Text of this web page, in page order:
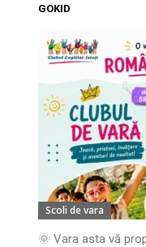
GOKID
Scoli de vara
🌞 Vara asta vă